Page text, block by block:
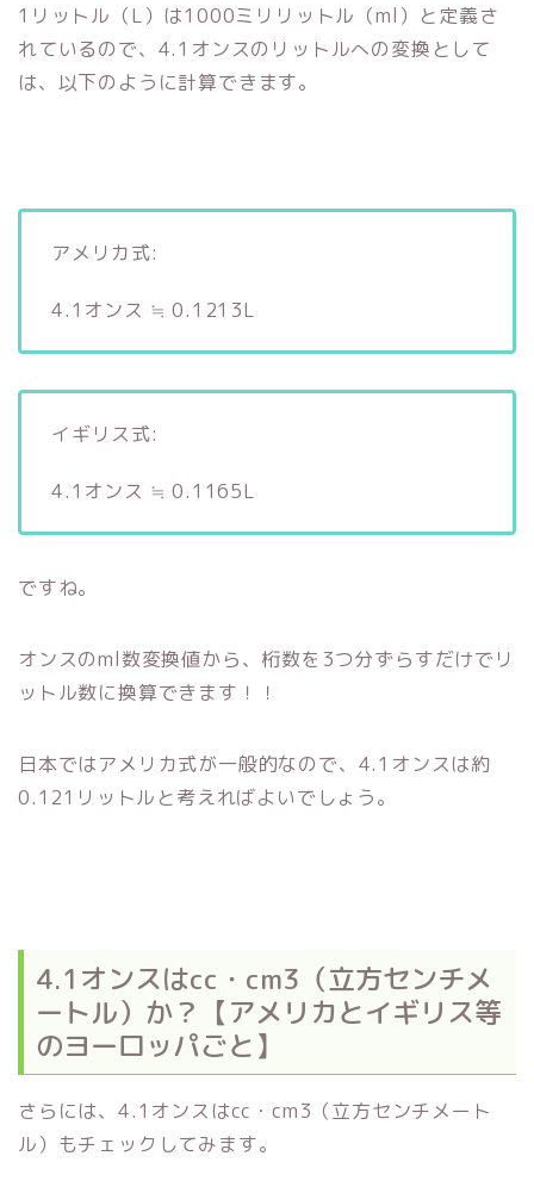
1リットル（L）は1000ミリリットル（ml）と定義さ
れているので、4.1オンスのリットルへの変換として
は、以下のように計算できます。
アメリカ式:
4.1オンス ≒ 0.1213L
イギリス式:
4.1オンス ≒ 0.1165L
ですね。
オンスのml数変換値から、桁数を3つ分ずらすだけでリ
ットル数に換算できます！！
日本ではアメリカ式が一般的なので、4.1オンスは約
0.121リットルと考えればよいでしょう。
4.1オンスはcc・cm3（立方センチメ
ートル）か？【アメリカとイギリス等
のヨーロッパごと】
さらには、4.1オンスはcc・cm3（立方センチメート
ル）もチェックしてみます。